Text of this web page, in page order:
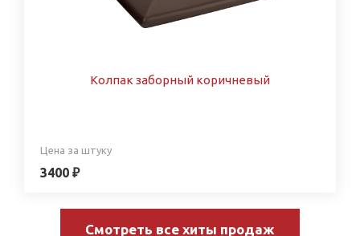
Колпак заборный коричневый
Цена за штуку
3400 ₽
Смотреть все хиты продаж